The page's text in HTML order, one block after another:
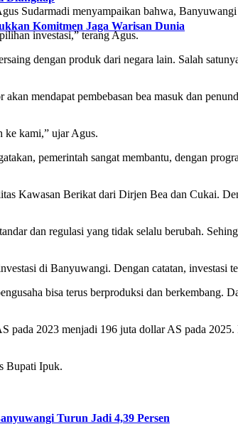
Komitmen Jaga Warisan Dunia
Sudarmadi menyampaikan bahwa,
investasi,” terang Agus.
dengan produk dari negara lain. Salah
mendapat pembebasan bea masuk dan
ke kami,” ujar Agus.
pemerintah sangat membantu, dengan
Kawasan Berikat dari Dirjen Bea dan Cukai.
dan regulasi yang tidak selalu berubah.
di Banyuwangi. Dengan catatan, investasi
bisa terus berproduksi dan berkembang.
2023 menjadi 196 juta dollar AS pada
Bupati Ipuk.
Turun Jadi 4,39 Persen